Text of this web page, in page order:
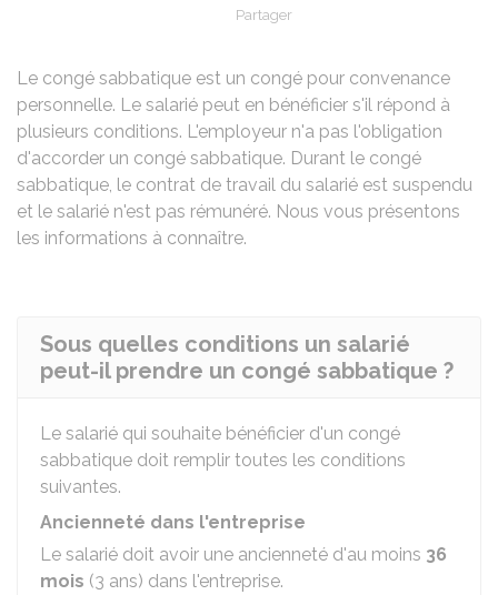
Partager
Le congé sabbatique est un congé pour convenance
personnelle. Le salarié peut en bénéficier s'il répond à
plusieurs conditions. L'employeur n'a pas l'obligation
d'accorder un congé sabbatique. Durant le congé
sabbatique, le contrat de travail du salarié est suspendu
et le salarié n'est pas rémunéré. Nous vous présentons
les informations à connaître.
Sous quelles conditions un salarié
peut-il prendre un congé sabbatique ?
Le salarié qui souhaite bénéficier d'un congé
sabbatique doit remplir toutes les conditions
suivantes.
Ancienneté dans l'entreprise
Le salarié doit avoir une ancienneté d'au moins 36
mois (3 ans) dans l'entreprise.